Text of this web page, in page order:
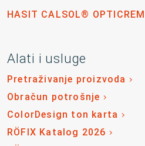
HASIT CALSOL®
Alati i usluge
Pretraživanje proizvoda
Obračun potrošnje
ColorDesign ton karta
RÖFIX Katalog 2026